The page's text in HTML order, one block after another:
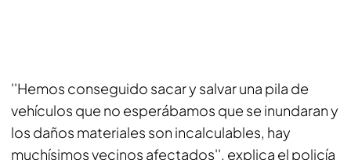
''Hemos conseguido sacar y salvar una pila de
vehículos que no esperábamos que se inundaran y
los daños materiales son incalculables, hay
muchísimos vecinos afectados'', explica el policía